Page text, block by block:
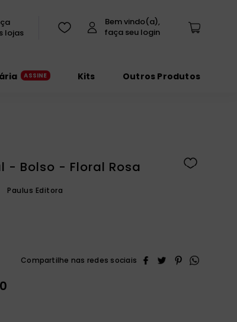
lojas
Kits Outros Produtos
- Bolso - Floral Rosa
Paulus Editora